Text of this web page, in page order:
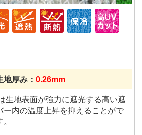
地厚み： 0.26mm
生地表面が強力に遮光する高い遮
ー内の温度上昇を抑えることがで